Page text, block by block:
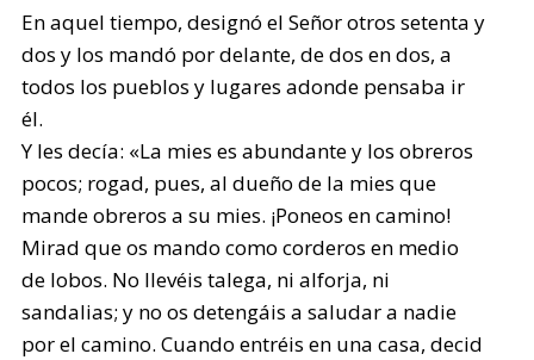
En aquel tiempo, designó el Señor otros setenta y
dos y los mandó por delante, de dos en dos, a
todos los pueblos y lugares adonde pensaba ir
él.
Y les decía: «La mies es abundante y los obreros
pocos; rogad, pues, al dueño de la mies que
mande obreros a su mies. ¡Poneos en camino!
Mirad que os mando como corderos en medio
de lobos. No llevéis talega, ni alforja, ni
sandalias; y no os detengáis a saludar a nadie
por el camino. Cuando entréis en una casa, decid